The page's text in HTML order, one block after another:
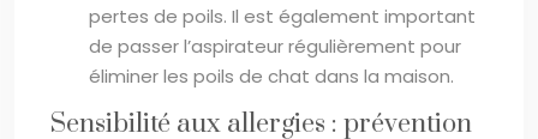
pertes de poils. Il est également important
de passer l’aspirateur régulièrement pour
éliminer les poils de chat dans la maison.
Sensibilité aux allergies : prévention